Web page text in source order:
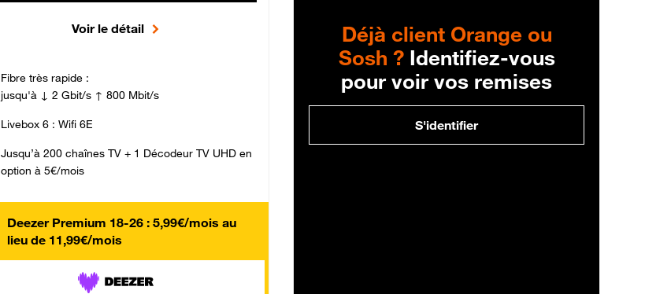
Voir le détail
Fibre très rapide :
jusqu'à ↓ 2 Gbit/s ↑ 800 Mbit/s
Livebox 6 : Wifi 6E
Jusqu’à 200 chaînes TV + 1 Décodeur TV UHD en
option à 5€/mois
Deezer Premium 18-26 : 5,99€/mois au
lieu de 11,99€/mois
Déjà client Orange ou
Sosh ?Identifiez-vous
pour voir vos remises
S'identifier